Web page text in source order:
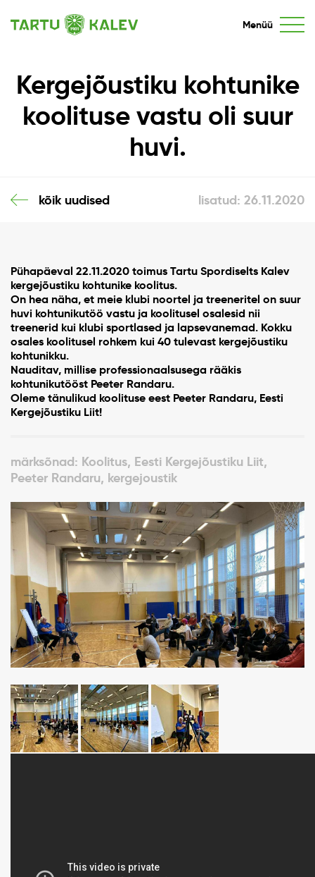
Menüü
Kergejõustiku kohtunike
koolituse vastu oli suur
huvi.
kõik uudised lisatud: 26.11.2020
Pühapäeval 22.11.2020 toimus Tartu Spordiselts Kalev
kergejõustiku kohtunike koolitus.
On hea näha, et meie klubi noortel ja treeneritel on suur
huvi kohtunikutöö vastu ja koolitusel osalesid nii
treenerid kui klubi sportlased ja lapsevanemad. Kokku
osales koolitusel rohkem kui 40 tulevast kergejõustiku
kohtunikku.
Nauditav, millise professionaalsusega rääkis
kohtunikutööst Peeter Randaru.
Oleme tänulikud koolituse eest Peeter Randaru, Eesti
Kergejõustiku Liit!
märksõnad: Koolitus, Eesti Kergejõustiku Liit,
Peeter Randaru, kergejoustik